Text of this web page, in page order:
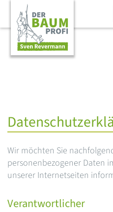
Wir möchten Sie
personenbezogener Daten
unserer Internetseiten
Verantwortlicher